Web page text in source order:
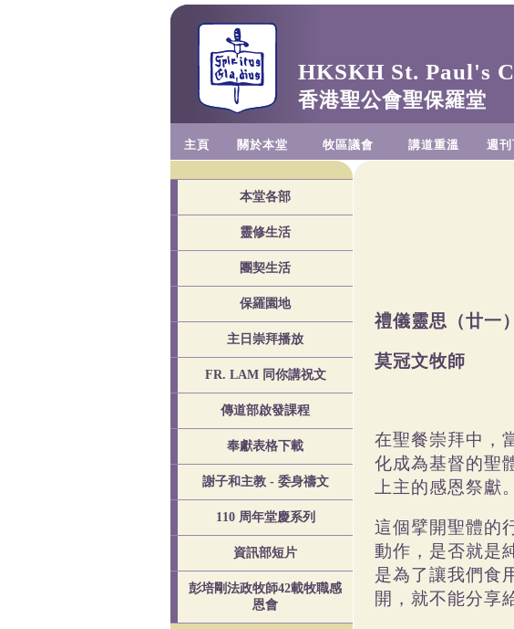
HKSKH St. Paul's
香港聖公會聖保羅堂
主頁 關於本堂 牧區議會 講道重溫 週
本堂各部
靈修生活
團契生活
保羅園地
主日崇拜播放
FR. LAM 同你講祝文
傳道部啟發課程
奉獻表格下載
謝子和主教 - 委身禱文
110 周年堂慶系列
資訊部短片
彭培剛法政牧師42載牧職感
恩會
禮儀靈思（廿一
莫冠文牧師
在聖餐崇拜中，
化成為基督的聖
上主的感恩祭獻
這個擘開聖體的
動作，是否就是
是為了讓我們食
開，就不能分享